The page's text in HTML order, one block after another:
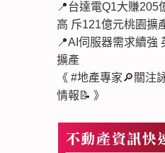
📍台達電Q1大賺205
高 斥121億元桃園擴
📍AI伺服器需求續強
擴產
《 #地產專家🔎關注
情報📝 》